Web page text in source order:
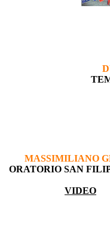
MASSIMILIANO
ORATORIO SAN
VIDEO